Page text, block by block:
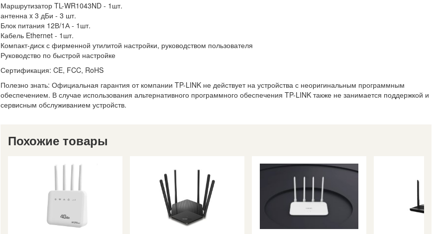
Маршрутизатор TL-WR1043ND - 1шт.
антенна x 3 дБи - 3 шт.
Блок питания 12В/1А - 1шт.
Кабель Ethernet - 1шт.
Компакт-диск с фирменной утилитой настройки, руководством пользователя
Руководство по быстрой настройке
Сертификация: CE, FCC, RoHS
Полезно знать: Официальная гарантия от компании TP-LINK не действует на устройства с неоригинальным программным
обеспечением. В случае использования альтернативного программного обеспечения TP-LINK также не занимается поддержкой и
сервисным обслуживанием устройств.
Похожие товары